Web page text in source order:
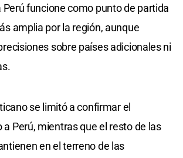
Perú funcione como punto de partida
amplia por la región, aunque
sobre países adicionales ni
se limitó a confirmar el
Perú, mientras que el resto de las
en el terreno de las